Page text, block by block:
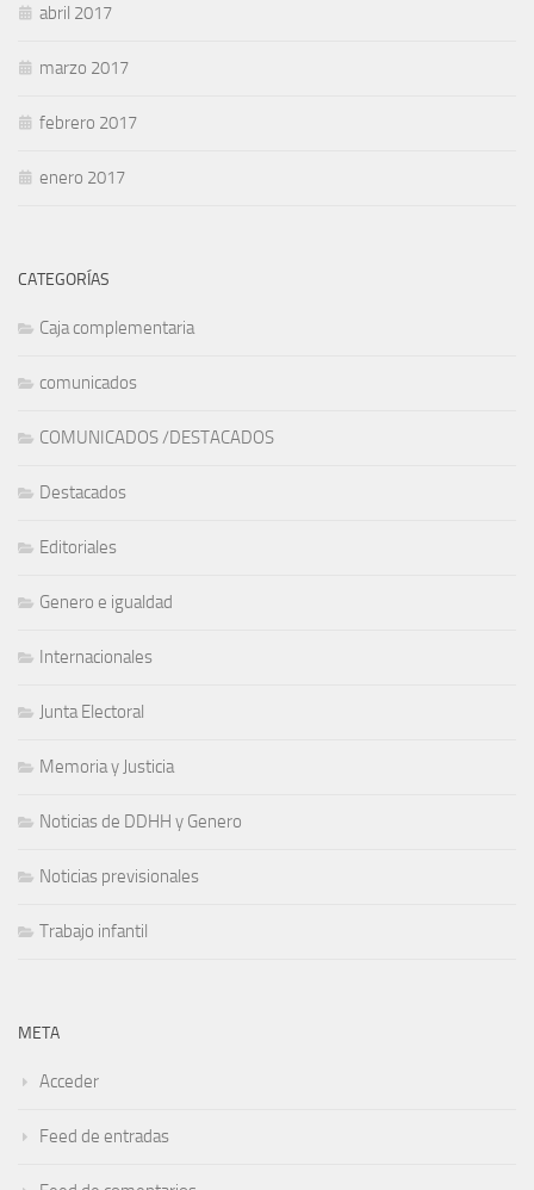
abril 2017
marzo 2017
febrero 2017
enero 2017
CATEGORÍAS
Caja complementaria
comunicados
COMUNICADOS /DESTACADOS
Destacados
Editoriales
Genero e igualdad
Internacionales
Junta Electoral
Memoria y Justicia
Noticias de DDHH y Genero
Noticias previsionales
Trabajo infantil
META
Acceder
Feed de entradas